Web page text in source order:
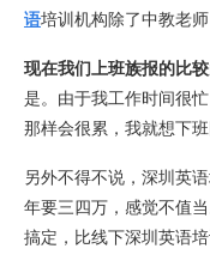
语培训机构除了中教老
现在我们上班族报的比
是。由于我工作时间很
那样会很累，我就想下
另外不得不说，深圳英
年要三四万，感觉不值
搞定，比线下深圳英语培